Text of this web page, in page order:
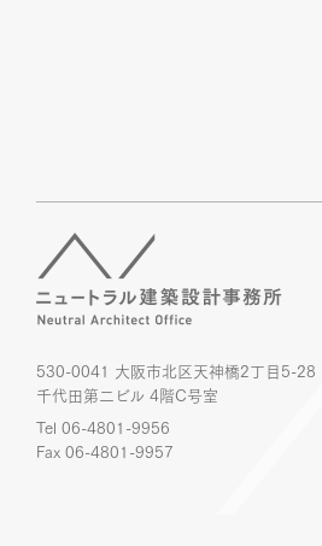
530-0041 大阪市北区天神橋2丁目5-28
千代田第二ビル 4階C号室
Tel 06-4801-9956
Fax 06-4801-9957